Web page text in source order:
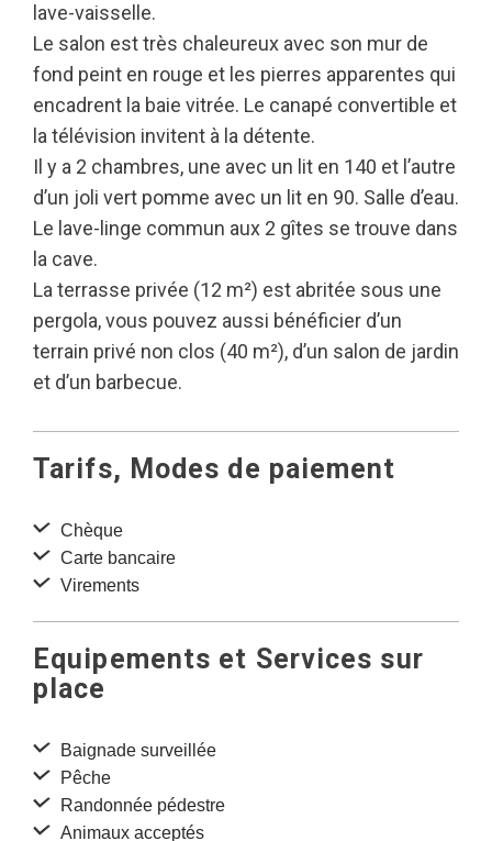
lave-vaisselle.
Le salon est très chaleureux avec son mur de
fond peint en rouge et les pierres apparentes qui
encadrent la baie vitrée. Le canapé convertible et
la télévision invitent à la détente.
Il y a 2 chambres, une avec un lit en 140 et l’autre
d’un joli vert pomme avec un lit en 90. Salle d’eau.
Le lave-linge commun aux 2 gîtes se trouve dans
la cave.
La terrasse privée (12 m²) est abritée sous une
pergola, vous pouvez aussi bénéficier d’un
terrain privé non clos (40 m²), d’un salon de jardin
et d’un barbecue.
Tarifs, Modes de paiement
Chèque
Carte bancaire
Virements
Equipements et Services sur
place
Baignade surveillée
Pêche
Randonnée pédestre
Animaux acceptés